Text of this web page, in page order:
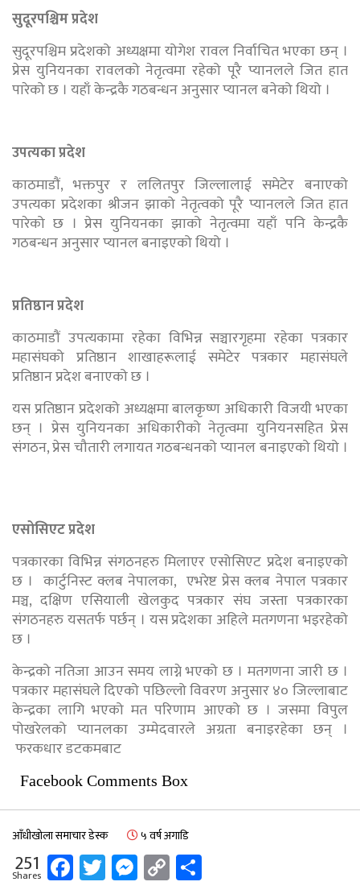
सुदूरपश्चिम प्रदेश
सुदूरपश्चिम प्रदेशको अध्यक्षमा योगेश रावल निर्वाचित भएका छन् ।
प्रेस युनियनका रावलको नेतृत्वमा रहेको पूरै प्यानलले जित हात
पारेको छ । यहाँ केन्द्रकै गठबन्धन अनुसार प्यानल बनेको थियो ।
उपत्यका प्रदेश
काठमाडौं, भक्तपुर र ललितपुर जिल्लालाई समेटेर बनाएको
उपत्यका प्रदेशका श्रीजन झाको नेतृत्वको पूरै प्यानलले जित हात
पारेको छ । प्रेस युनियनका झाको नेतृत्वमा यहाँ पनि केन्द्रकै
गठबन्धन अनुसार प्यानल बनाइएको थियो ।
प्रतिष्ठान प्रदेश
काठमाडौं उपत्यकामा रहेका विभिन्न सञ्चारगृहमा रहेका पत्रकार
महासंघको प्रतिष्ठान शाखाहरूलाई समेटेर पत्रकार महासंघले
प्रतिष्ठान प्रदेश बनाएको छ ।
यस प्रतिष्ठान प्रदेशको अध्यक्षमा बालकृष्ण अधिकारी विजयी भएका
छन् । प्रेस युनियनका अधिकारीको नेतृत्वमा युनियनसहित प्रेस
संगठन, प्रेस चौतारी लगायत गठबन्धनको प्यानल बनाइएको थियो ।
एसोसिएट प्रदेश
पत्रकारका विभिन्न संगठनहरु मिलाएर एसोसिएट प्रदेश बनाइएको
छ । कार्टुनिस्ट क्लब नेपालका, एभरेष्ट प्रेस क्लब नेपाल पत्रकार
मञ्च, दक्षिण एसियाली खेलकुद पत्रकार संघ जस्ता पत्रकारका
संगठनहरु यसतर्फ पर्छन् । यस प्रदेशका अहिले मतगणना भइरहेको
छ ।
केन्द्रको नतिजा आउन समय लाग्ने भएको छ । मतगणना जारी छ ।
पत्रकार महासंघले दिएको पछिल्लो विवरण अनुसार ४० जिल्लाबाट
केन्द्रका लागि भएको मत परिणाम आएको छ । जसमा विपुल
पोखरेलको प्यानलका उम्मेदवारले अग्रता बनाइरहेका छन् ।
फरकधार डटकमबाट
Facebook Comments Box
आँधीखोला समाचार डेस्क ५ वर्ष अगाडि
251
Shares Facebook
Twitter
Messenger
Copy